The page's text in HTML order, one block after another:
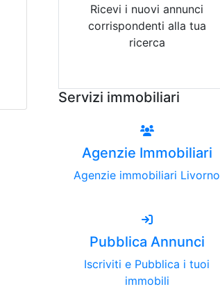
Ricevi i nuovi annunci
corrispondenti alla tua
ricerca
Servizi immobiliari
Agenzie Immobiliari
Agenzie immobiliari Livorno
Pubblica Annunci
Iscriviti e Pubblica i tuoi
immobili